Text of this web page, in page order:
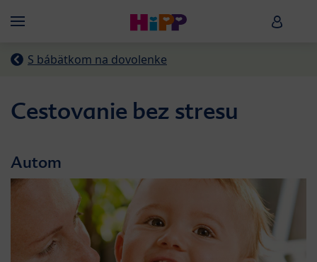
Menü HiPP
S bábätkom na dovolenke
Cestovanie bez stresu
Autom